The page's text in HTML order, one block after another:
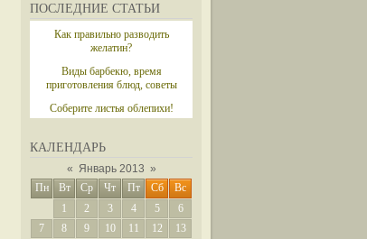
ПОСЛЕДНИЕ СТАТЬИ
Как правильно разводить
желатин?
Виды барбекю, время
приготовления блюд, советы
Соберите листья облепихи!
КАЛЕНДАРЬ
« Январь 2013 »
Пн
Вт Ср Чт Пт Сб
Вс
1
2 3 4 5
6
7
8 9 10 11 12
13